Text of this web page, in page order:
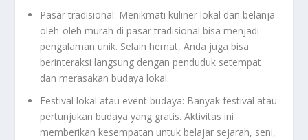
Pasar tradisional: Menikmati kuliner lokal dan belanja
oleh-oleh murah di pasar tradisional bisa menjadi
pengalaman unik. Selain hemat, Anda juga bisa
berinteraksi langsung dengan penduduk setempat
dan merasakan budaya lokal.
Festival lokal atau event budaya: Banyak festival atau
pertunjukan budaya yang gratis. Aktivitas ini
memberikan kesempatan untuk belajar sejarah, seni,